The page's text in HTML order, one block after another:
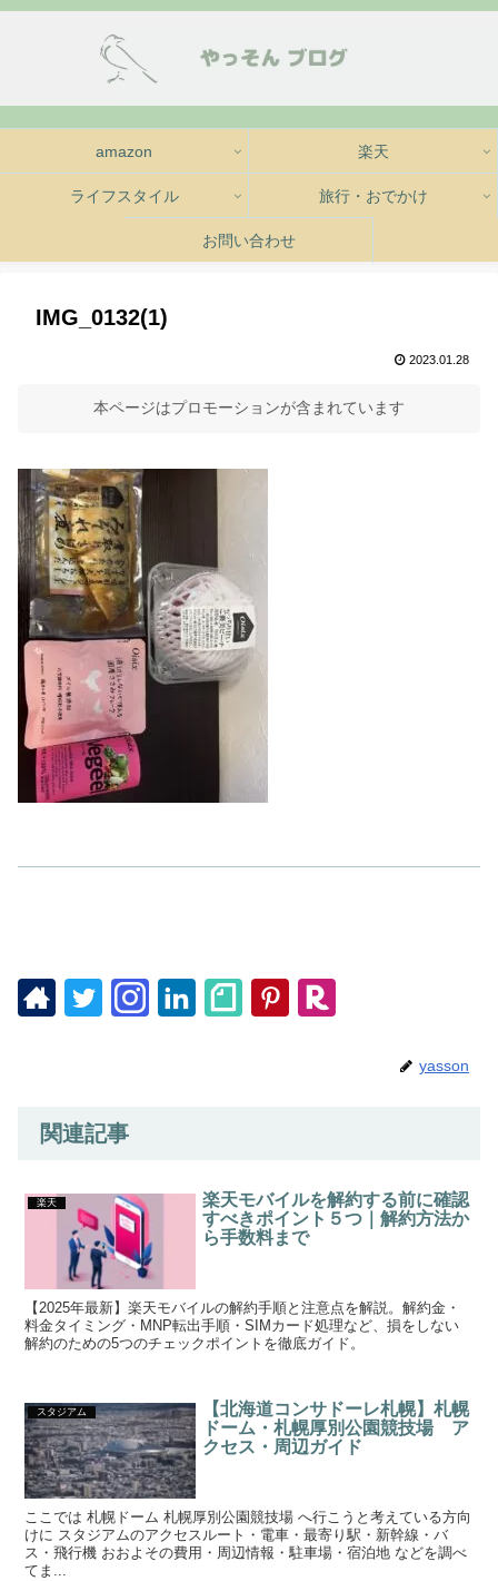
amazon 楽天
ライフスタイル 旅行・おでかけ
お問い合わせ
IMG_0132(1)
2023.01.28
本ページはプロモーションが含まれています
yasson
関連記事
楽天
楽天モバイルを解約する前に確認
すべきポイント５つ｜解約方法か
ら手数料まで
【2025年最新】楽天モバイルの解約手順と注意点を解説。解約金・
料金タイミング・MNP転出手順・SIMカード処理など、損をしない
解約のための5つのチェックポイントを徹底ガイド。
スタジアム
【北海道コンサドーレ札幌】札幌
ドーム・札幌厚別公園競技場 ア
クセス・周辺ガイド
ここでは 札幌ドーム 札幌厚別公園競技場 へ行こうと考えている方向
けに スタジアムのアクセスルート・電車・最寄り駅・新幹線・バ
ス・飛行機 おおよその費用・周辺情報・駐車場・宿泊地 などを調べ
てま...